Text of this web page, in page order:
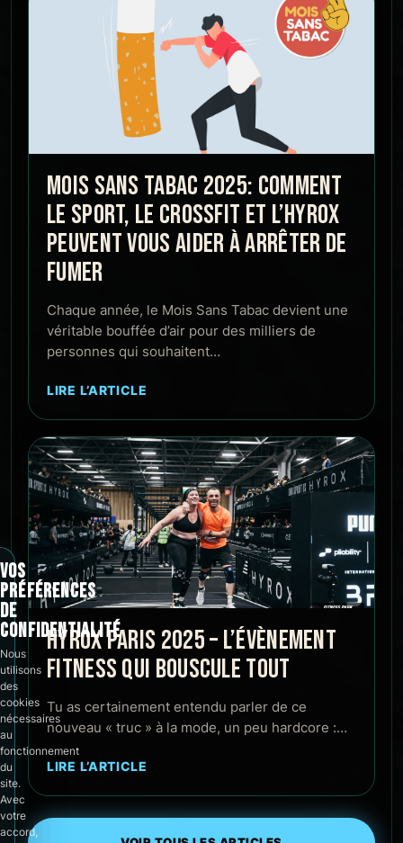
MOIS SANS TABAC 2025: COMMENT
LE SPORT, LE CROSSFIT ET L’HYROX
PEUVENT VOUS AIDER À ARRÊTER DE
FUMER
Chaque année, le Mois Sans Tabac devient une
véritable bouffée d’air pour des milliers de
personnes qui souhaitent…
LIRE L’ARTICLE
HYROX PARIS 2025 – L’ÉVÈNEMENT
FITNESS QUI BOUSCULE TOUT
Tu as certainement entendu parler de ce
nouveau « truc » à la mode, un peu hardcore :…
LIRE L’ARTICLE
VOS
PRÉFÉRENCES
DE
CONFIDENTIALITÉ
Nous
utilisons
des
cookies
nécessaires
au
fonctionnement
du
site.
Avec
votre
accord,